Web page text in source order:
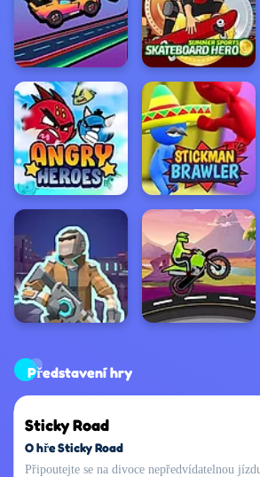
Představení hry
Sticky Road
O hře Sticky Road
Připoutejte se na divoce nepředvídatelnou